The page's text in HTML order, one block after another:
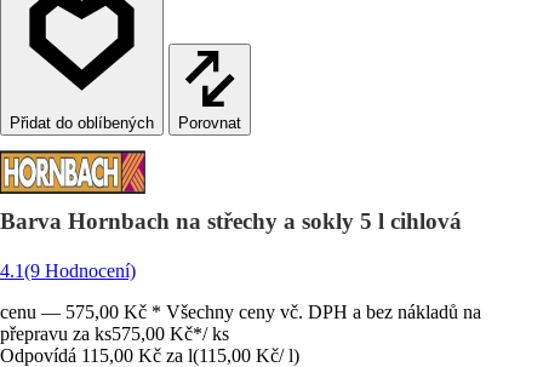
Porovnat
Barva Hornbach na střechy a sokly 5 l cihlová
4.1(9 Hodnocení)
cenu — 575,00 Kč * Všechny ceny vč. DPH a bez nákladů na
přepravu za ks575,00 Kč*/ ks
Odpovídá 115,00 Kč za l(115,00 Kč/ l)